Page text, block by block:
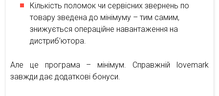
Кількість поломок чи сервісних звернень по
товару зведена до мінімуму – тим самим,
знижується операційне навантаження на
дистриб’ютора.
Але це програма – мінімум. Справжній lovemark
завжди дає додаткові бонуси.